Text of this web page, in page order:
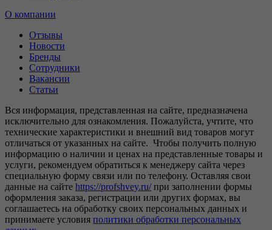
О компании
Отзывы
Новости
Бренды
Сотрудники
Вакансии
Статьи
Вся информация, представленная на сайте, предназначена
исключительно для ознакомления. Пожалуйста, учтите, что
технические характеристики и внешний вид товаров могут
отличаться от указанных на сайте. Чтобы получить полную
информацию о наличии и ценах на представленные товары и
услуги, рекомендуем обратиться к менеджеру сайта через
специальную форму связи или по телефону. Оставляя свои
данные на сайте https://profshvey.ru/при заполнении формы
оформления заказа, регистрации или других формах, вы
соглашаетесь на обработку своих персональных данных и
принимаете условия политики обработки персональных